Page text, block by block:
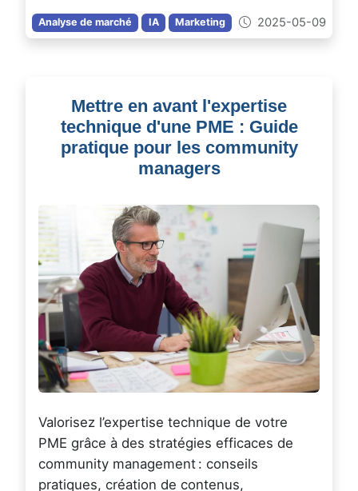
Analyse de marché IA Marketing 2025-05-09
Mettre en avant l'expertise
technique d'une PME : Guide
pratique pour les community
managers
Valorisez l’expertise technique de votre
PME grâce à des stratégies efficaces de
community management : conseils
pratiques, création de contenus,